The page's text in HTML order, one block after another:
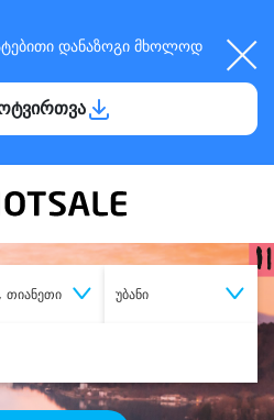
დანაზოგი მხოლოდ
თიანეთი უბანი